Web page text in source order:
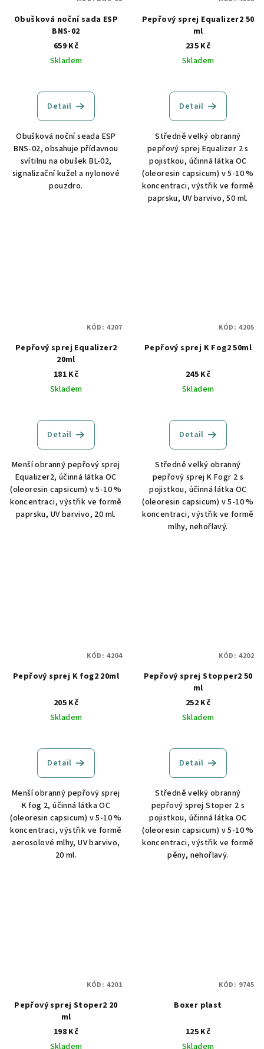
Obušková noční sada ESP
BNS-02
659 Kč
Skladem
Detail
Obušková noční seada ESP
BNS-02, obsahuje přídavnou
svítilnu na obušek BL-02,
signalizační kužel a nylonové
pouzdro.
Pepřový sprej Equalizer2 50
ml
235 Kč
Skladem
Detail
Středně velký obranný
pepřový sprej Equalizer 2 s
pojistkou, účinná látka OC
(oleoresin capsicum) v 5-10 %
koncentraci, výstřik ve formě
paprsku, UV barvivo, 50 ml.
Pepřový sprej Equalizer2
20ml
181 Kč
Skladem
Detail
Menší obranný pepřový sprej
Equalizer2, účinná látka OC
(oleoresin capsicum) v 5-10 %
koncentraci, výstřik ve formě
paprsku, UV barvivo, 20 ml.
KÓD: 4207
Pepřový sprej K Fog2 50ml
245 Kč
Skladem
Detail
Středně velký obranný
pepřový sprej K Fogr 2 s
pojistkou, účinná látka OC
(oleoresin capsicum) v 5-10 %
koncentraci, výstřik ve formě
mlhy, nehořlavý.
KÓD: 4205
Pepřový sprej K fog2 20ml
205 Kč
Skladem
Detail
Menší obranný pepřový sprej
K fog 2, účinná látka OC
(oleoresin capsicum) v 5-10 %
koncentraci, výstřik ve formě
aerosolové mlhy, UV barvivo,
20 ml.
KÓD: 4204
Pepřový sprej Stopper2 50
ml
252 Kč
Skladem
Detail
Středně velký obranný
pepřový sprej Stoper 2 s
pojistkou, účinná látka OC
(oleoresin capsicum) v 5-10 %
koncentraci, výstřik ve formě
pěny, nehořlavý.
KÓD: 4202
Pepřový sprej Stoper2 20
ml
198 Kč
Skladem
KÓD: 4201
Boxer plast
125 Kč
Skladem
KÓD: 9745